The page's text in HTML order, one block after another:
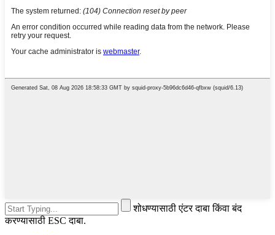
शोधण्यासाठी एंटर दाबा किंवा बंद
करण्यासाठी ESC दाबा.